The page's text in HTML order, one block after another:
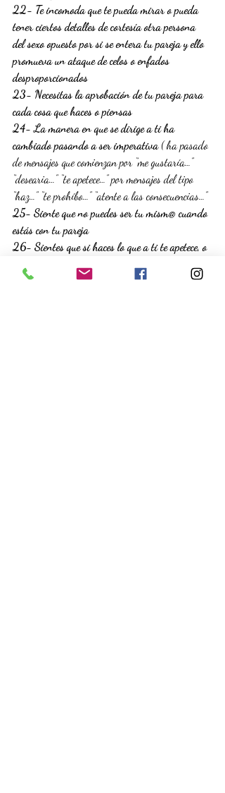
22- Te incomoda que te pueda mirar o pueda
tener ciertos detalles de cortesía otra persona
del sexo opuesto por si se entera tu pareja y ello
promueva un ataque de celos o enfados
desproporcionados
23- Necesitas la aprobación de tu pareja para
cada cosa que haces o piensas
24- La manera en que se dirige a ti ha
cambiado pasando a ser imperativa ( ha pasado
de mensajes que comienzan por “me gustaría…”
“desearia…” “te apetece…” por mensajes del tipo
“haz…” “te prohíbo…” “atente a las consecuencias…”
25- Siente que no puedes ser tu mism@ cuando
estás con tu pareja
26- Sientes que si haces lo que a ti te apetece, o
pareja se va a enfadar muchísimo